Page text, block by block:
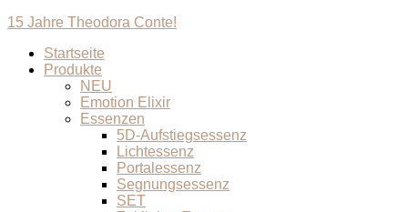
15 Jahre Theodora Conte!
Startseite
Produkte
NEU
Emotion Elixir
Essenzen
5D-Aufstiegsessenz
Lichtessenz
Portalessenz
Segnungsessenz
SET